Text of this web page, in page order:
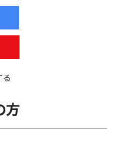
方